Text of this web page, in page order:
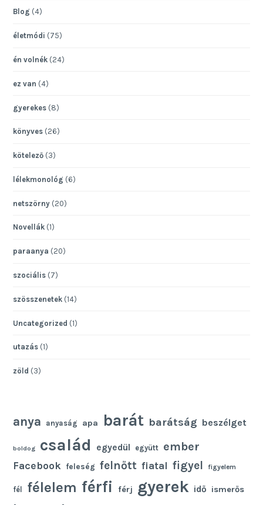
Blog (4)
életmódi (75)
én volnék (24)
ez van (4)
gyerekes (8)
könyves (26)
kötelező (3)
lélekmonológ (6)
netszörny (20)
Novellák (1)
paraanya (20)
szociális (7)
szösszenetek (14)
Uncategorized (1)
utazás (1)
zöld (3)
anya anyaság apa barát barátság beszélget
boldog család egyedül együtt ember
Facebook feleség felnőtt fiatal figyel figyelem
fél félelem férfi férj gyerek idő ismerős